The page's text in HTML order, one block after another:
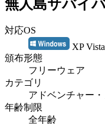
無人島サバイ
対応OS
XP Vista
頒布形態
フリーウェア
カテゴリ
アドベンチャー
年齢制限
全年齢